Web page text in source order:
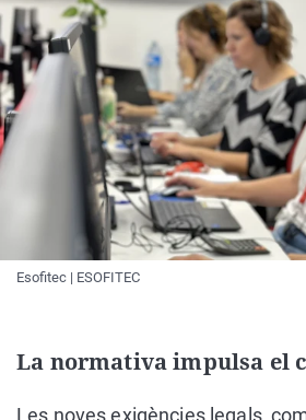
Esofitec | ESOFITEC
La normativa impulsa el
Les noves exigències legals,